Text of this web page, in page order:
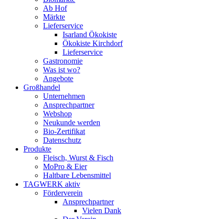
Ab Hof
Märkte
Lieferservice
Isarland Ökokiste
Ökokiste Kirchdorf
Lieferservice
Gastronomie
Was ist wo?
Angebote
Großhandel
Unternehmen
Ansprechpartner
Webshop
Neukunde werden
Bio-Zertifikat
Datenschutz
Produkte
Fleisch, Wurst & Fisch
MoPro & Eier
Haltbare Lebensmittel
TAGWERK aktiv
Förderverein
Ansprechpartner
Vielen Dank